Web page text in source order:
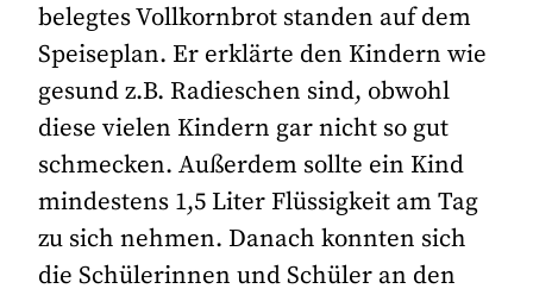
belegtes Vollkornbrot standen auf dem
Speiseplan. Er erklärte den Kindern wie
gesund z.B. Radieschen sind, obwohl
diese vielen Kindern gar nicht so gut
schmecken. Außerdem sollte ein Kind
mindestens 1,5 Liter Flüssigkeit am Tag
zu sich nehmen. Danach konnten sich
die Schülerinnen und Schüler an den